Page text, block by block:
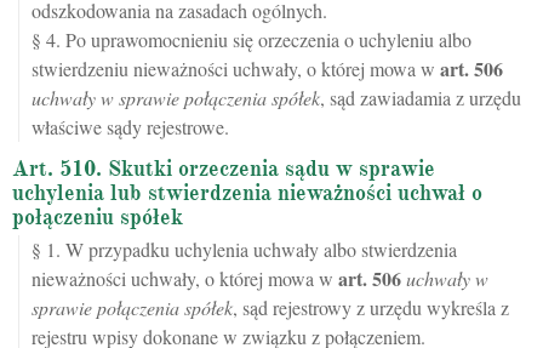
odszkodowania na zasadach ogólnych.
§ 4. Po uprawomocnieniu się orzeczenia o uchyleniu albo
stwierdzeniu nieważności uchwały, o której mowa w art.506
uchwały w sprawie połączenia spółek, sąd zawiadamia z urzędu
właściwe sądy rejestrowe.
Art. 510. Skutki orzeczenia sądu w sprawie
uchylenia lub stwierdzenia nieważności uchwał o
połączeniu spółek
§ 1. W przypadku uchylenia uchwały albo stwierdzenia
nieważności uchwały, o której mowa w art.506uchwały w
sprawie połączenia spółek, sąd rejestrowy z urzędu wykreśla z
rejestru wpisy dokonane w związku z połączeniem.